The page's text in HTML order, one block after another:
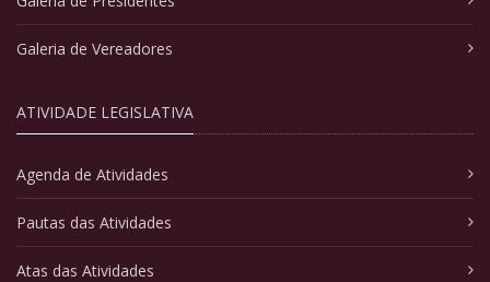
Galeria de Vereadores
ATIVIDADE LEGISLATIVA
Agenda de Atividades
Pautas das Atividades
Atas das Atividades